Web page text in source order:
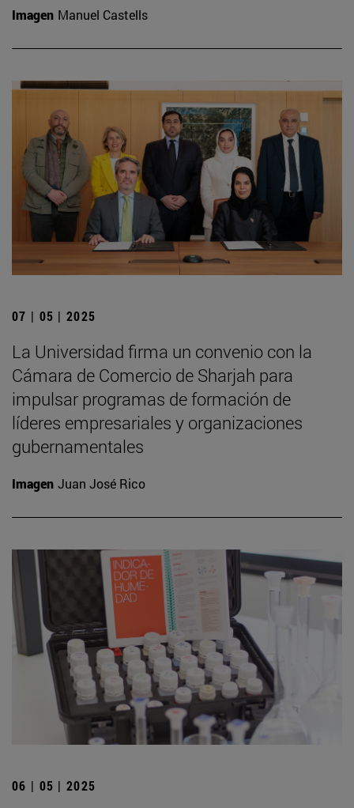
Imagen Manuel Castells
07 | 05 | 2025
La Universidad firma un convenio con la
Cámara de Comercio de Sharjah para
impulsar programas de formación de
líderes empresariales y organizaciones
gubernamentales
Imagen Juan José Rico
06 | 05 | 2025